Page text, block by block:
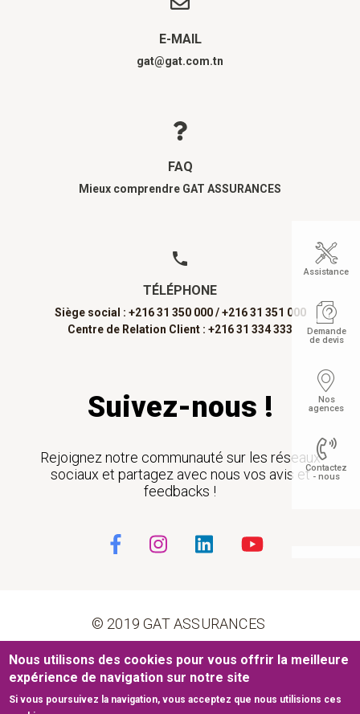
E-MAIL
gat@gat.com.tn
FAQ
Mieux comprendre GAT ASSURANCES
TÉLÉPHONE
Siège social : +216 31 350 000 / +216 31 351 000
Centre de Relation Client : +216 31 334 333
Suivez-nous !
Rejoignez notre communauté sur les réseaux
sociaux et partagez avec nous vos avis et
feedbacks !
© 2019 GAT ASSURANCES
Pied de page
Conditions générales d’utilisation
Mentions légales Plan du site
Assistance
Demande
de devis
Nos
agences
Contactez
- nous
Nous utilisons des cookies pour vous offrir la meilleure
expérience de navigation sur notre site
Si vous poursuivez la navigation, vous acceptez que nous utilisions ces